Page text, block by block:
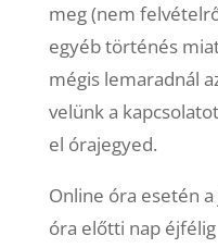
meg (nem
egyéb történés
mégis lemaradnál
velünk a
el órajegyed.
Online óra esetén
óra előtti nap éjfélig